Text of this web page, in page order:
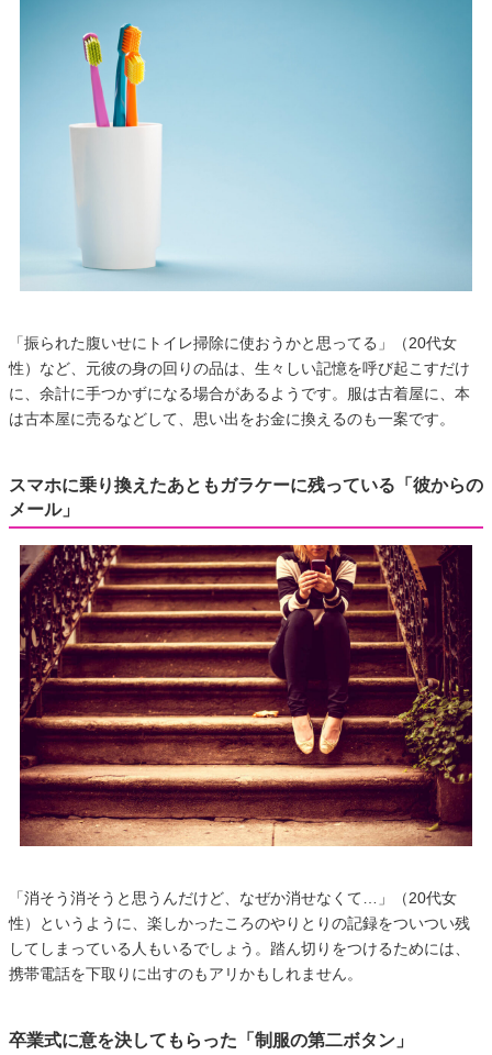
「振られた腹いせにトイレ掃除に使おうかと思ってる」（20代女
性）など、元彼の身の回りの品は、生々しい記憶を呼び起こすだけ
に、余計に手つかずになる場合があるようです。服は古着屋に、本
は古本屋に売るなどして、思い出をお金に換えるのも一案です。
スマホに乗り換えたあともガラケーに残っている「彼からの
メール」
「消そう消そうと思うんだけど、なぜか消せなくて…」（20代女
性）というように、楽しかったころのやりとりの記録をついつい残
してしまっている人もいるでしょう。踏ん切りをつけるためには、
携帯電話を下取りに出すのもアリかもしれません。
卒業式に意を決してもらった「制服の第二ボタン」